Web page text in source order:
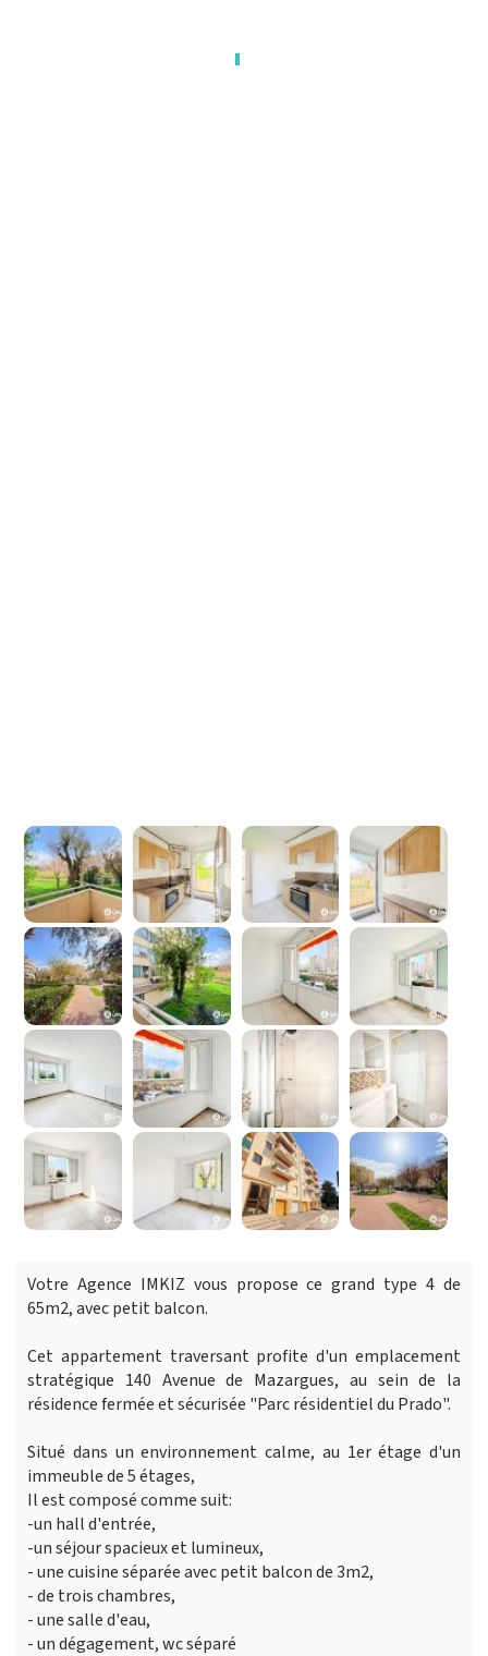
Votre Agence IMKIZ vous propose ce grand type 4 de
65m2, avec petit balcon.
Cet appartement traversant profite d'un emplacement
stratégique 140 Avenue de Mazargues, au sein de la
résidence fermée et sécurisée "Parc résidentiel du Prado".
Situé dans un environnement calme, au 1er étage d'un
immeuble de 5 étages,
Il est composé comme suit:
-un hall d'entrée,
-un séjour spacieux et lumineux,
- une cuisine séparée avec petit balcon de 3m2,
- de trois chambres,
- une salle d'eau,
- un dégagement, wc séparé